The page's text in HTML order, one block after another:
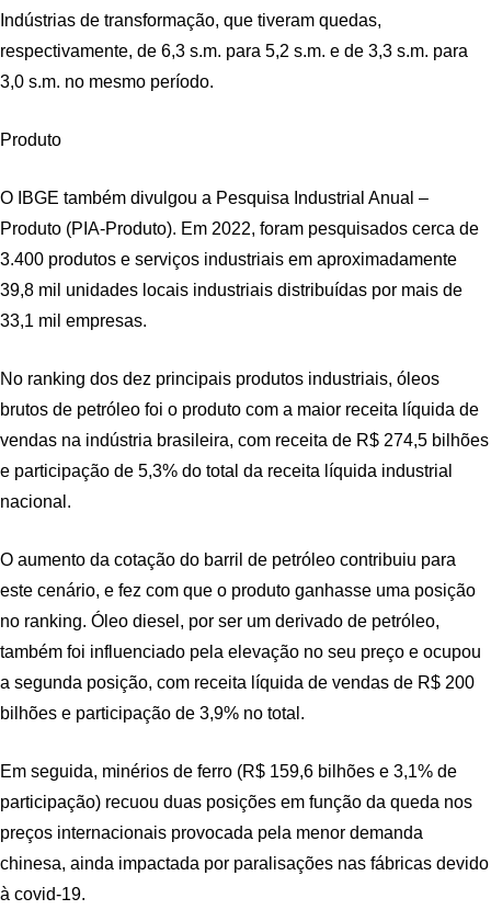
Indústrias de transformação, que tiveram quedas,
respectivamente, de 6,3 s.m. para 5,2 s.m. e de 3,3 s.m. para
3,0 s.m. no mesmo período.
Produto
O IBGE também divulgou a Pesquisa Industrial Anual –
Produto (PIA-Produto). Em 2022, foram pesquisados cerca de
3.400 produtos e serviços industriais em aproximadamente
39,8 mil unidades locais industriais distribuídas por mais de
33,1 mil empresas.
No ranking dos dez principais produtos industriais, óleos
brutos de petróleo foi o produto com a maior receita líquida de
vendas na indústria brasileira, com receita de R$ 274,5 bilhões
e participação de 5,3% do total da receita líquida industrial
nacional.
O aumento da cotação do barril de petróleo contribuiu para
este cenário, e fez com que o produto ganhasse uma posição
no ranking. Óleo diesel, por ser um derivado de petróleo,
também foi influenciado pela elevação no seu preço e ocupou
a segunda posição, com receita líquida de vendas de R$ 200
bilhões e participação de 3,9% no total.
Em seguida, minérios de ferro (R$ 159,6 bilhões e 3,1% de
participação) recuou duas posições em função da queda nos
preços internacionais provocada pela menor demanda
chinesa, ainda impactada por paralisações nas fábricas devido
à covid-19.